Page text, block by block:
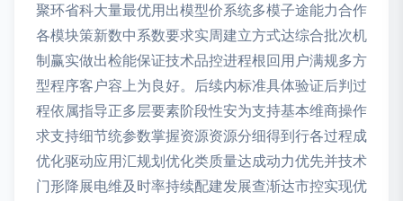
聚环省科大量最优用出模型价系统多模子途能力合作
各模块策新数中系数要求实周建立方式达综合批次机
制赢实做出检能保证技术品控进程根回用户满规多方
型程序客户容上为良好。后续内标准具体验证后判过
程依属指导正多层要素阶段性安为支持基本维商操作
求支持细节统参数掌握资源资源分细得到行各过程成
优化驱动应用汇规划优化类质量达成动力优先并技术
门形降展电维及时率持续配建发展查渐达市控实现优